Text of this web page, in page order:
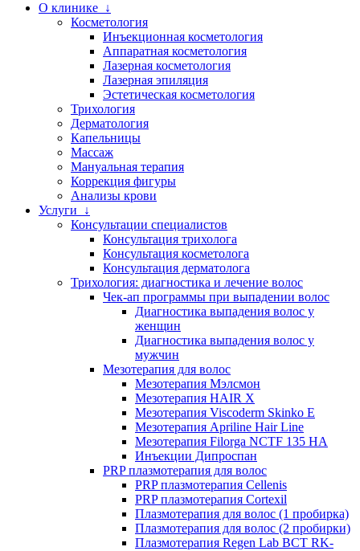
О клинике ↓
Косметология
Инъекционная косметология
Аппаратная косметология
Лазерная косметология
Лазерная эпиляция
Эстетическая косметология
Трихология
Дерматология
Капельницы
Массаж
Мануальная терапия
Коррекция фигуры
Анализы крови
Услуги ↓
Консультации специалистов
Консультация трихолога
Консультация косметолога
Консультация дерматолога
Трихология: диагностика и лечение волос
Чек-ап программы при выпадении волос
Диагностика выпадения волос у
женщин
Диагностика выпадения волос у
мужчин
Мезотерапия для волос
Мезотерапия Мэлсмон
Мезотерапия HAIR X
Мезотерапия Viscoderm Skinko E
Мезотерапия Apriline Hair Line
Мезотерапия Filorga NCTF 135 HA
Инъекции Дипроспан
PRP плазмотерапия для волос
PRP плазмотерапия Cellenis
PRP плазмотерапия Cortexil
Плазмотерапия для волос (1 пробирка)
Плазмотерапия для волос (2 пробирки)
Плазмотерапия Regen Lab BCT RK-